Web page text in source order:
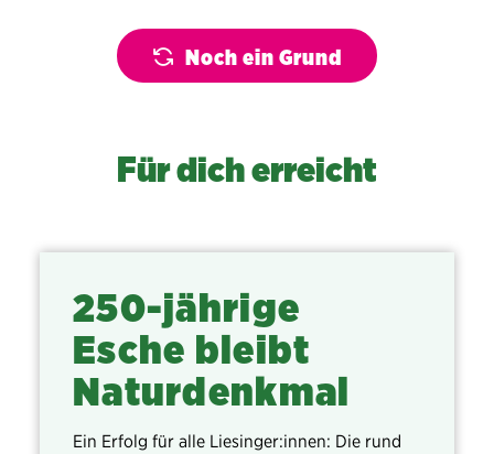
Noch ein Grund
Für dich erreicht
250-jährige
Esche bleibt
Naturdenkmal
Ein Erfolg für alle Liesinger:innen: Die rund